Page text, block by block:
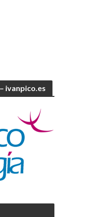
ivanpico.es